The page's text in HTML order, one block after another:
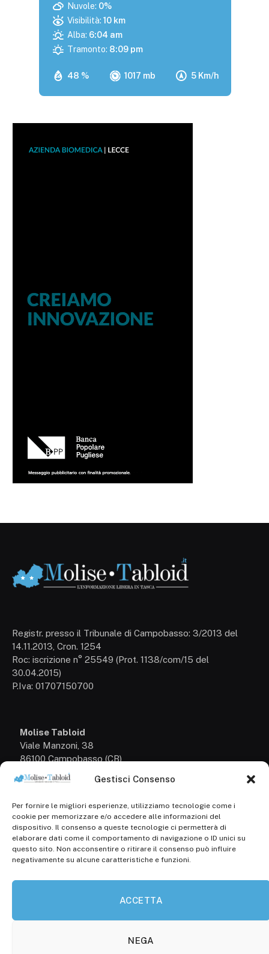
Gestisci Consenso
Per fornire le migliori esperienze, utilizziamo tecnologie come i
cookie per memorizzare e/o accedere alle informazioni del
dispositivo. Il consenso a queste tecnologie ci permetterà di
elaborare dati come il comportamento di navigazione o ID unici su
questo sito. Non acconsentire o ritirare il consenso può influire
negativamente su alcune caratteristiche e funzioni.
ACCETTA
NEGA
48 % 1017 mb 5 Km/h
Nuvole: 0%
Visibilità: 10 km
Alba: 6:04 am
Tramonto: 8:09 pm
Registr. presso il Tribunale di Campobasso: 3/2013 del
14.11.2013, Cron. 1254
Roc: iscrizione n° 25549 (Prot. 1138/com/15 del
30.04.2015)
P.Iva: 01707150700
Molise Tabloid
Viale Manzoni, 38
86100 Campobasso (CB)
Tel.+39 3333169466
Scrivici a:
info@molisetabloid.it
commerciale@molisetabloid.it
Disclaimer
Cookie Policy (UE)